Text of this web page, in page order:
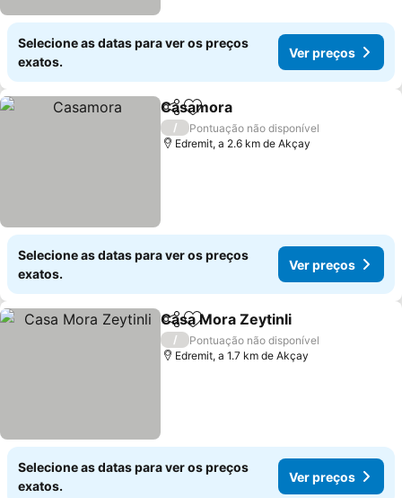
Selecione as datas para ver os preços
exatos.
Ver preços
PartilharAdicionar aos favoritos
Casamora
/
Pontuação não disponível
Edremit, a 2.6 km de Akçay
Selecione as datas para ver os preços
exatos.
Ver preços
PartilharAdicionar aos favoritos
Casa Mora Zeytinli
/
Pontuação não disponível
Edremit, a 1.7 km de Akçay
Selecione as datas para ver os preços
exatos.
Ver preços